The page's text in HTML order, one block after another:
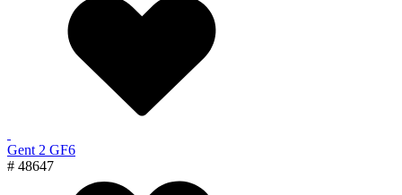
Gent 2 GF6
# 48647